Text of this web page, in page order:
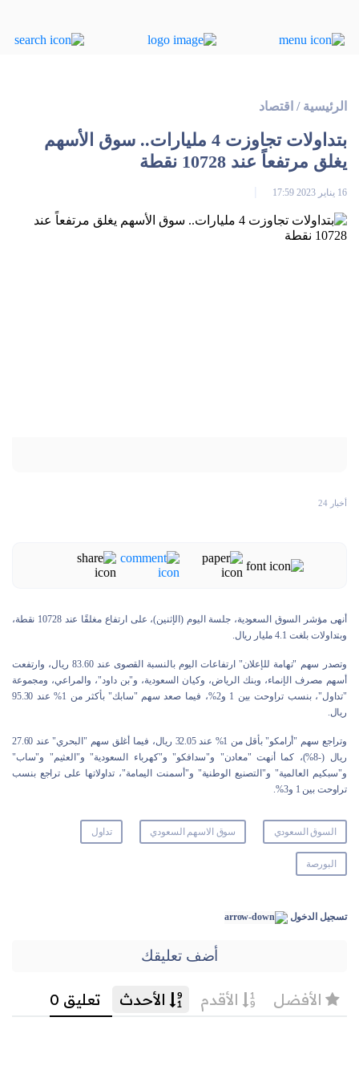
الرئيسية / اقتصاد
بتداولات تجاوزت 4 مليارات.. سوق الأسهم
يغلق مرتفعاً عند 10728 نقطة
16 يناير 2023 17:59
أخبار 24
أنهى مؤشر السوق السعودية، جلسة اليوم (الإثنين)، على ارتفاع مغلقًا عند 10728 نقطة،
وبتداولات بلغت 4.1 مليار ريال.
وتصدر سهم "تهامة للإعلان" ارتفاعات اليوم بالنسبة القصوى عند 83.60 ريال، وارتفعت
أسهم مصرف الإنماء، وبنك الرياض، وكيان السعودية، و"بن داود"، والمراعي، ومجموعة
"تداول"، بنسب تراوحت بين 1 و2%، فيما صعد سهم "سابك" بأكثر من 1% عند 95.30
ريال.
وتراجع سهم "أرامكو" بأقل من 1% عند 32.05 ريال، فيما أغلق سهم "البحري" عند 27.60
ريال (-8%)، كما أنهت "معادن" و"سدافكو" و"كهرباء السعودية" و"العثيم" و"ساب"
و"سبكيم العالمية" و"التصنيع الوطنية" و"أسمنت اليمامة"، تداولاتها على تراجع بنسب
تراوحت بين 1 و3%.
السوق السعودي سوق الاسهم السعودي تداول
البورصة
تسجيل الدخول
أضف تعليقك